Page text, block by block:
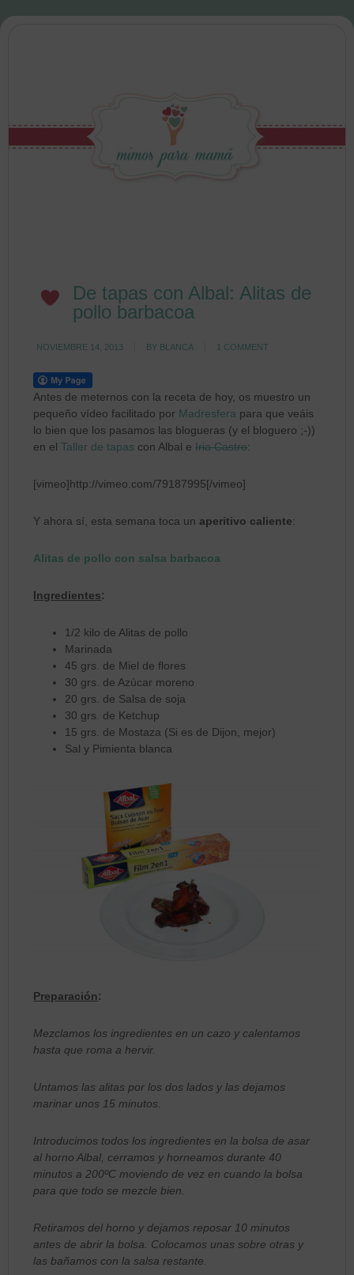
De tapas con Albal: Alitas de
pollo barbacoa
NOVIEMBRE 14, 2013 BY BLANCA 1 COMMENT
Antes de meternos con la receta de hoy, os muestro un
pequeño vídeo facilitado por Madresfera para que veáis
lo bien que los pasamos las blogueras (y el bloguero ;-))
en elTaller de tapas con Albal eIria Castro:
[vimeo]http://vimeo.com/79187995[/vimeo]
Y ahora sí, esta semana toca un aperitivo caliente:
Alitas de pollo con salsa barbacoa
Ingredientes:
1/2 kilo de Alitas de pollo
Marinada
45 grs. de Miel de flores
30 grs. de Azúcar moreno
20 grs. de Salsa de soja
30 grs. de Ketchup
15 grs. de Mostaza (Si es de Dijon, mejor)
Sal y Pimienta blanca
Preparación:
Mezclamos los ingredientes en un cazo y calentamos
hasta que roma a hervir.
Untamos las alitas por los dos lados y las dejamos
marinar unos 15 minutos.
Introducimos todos los ingredientes en la bolsa de asar
al horno Albal, cerramos y horneamos durante 40
minutos a 200ºC moviendo de vez en cuando la bolsa
para que todo se mezcle bien.
Retiramos del horno y dejamos reposar 10 minutos
antes de abrir la bolsa. Colocamos unas sobre otras y
las bañamos con la salsa restante.